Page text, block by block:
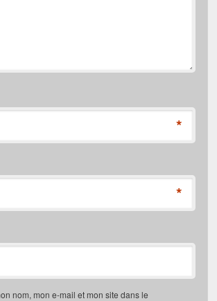
*
*
nom, mon e-mail et mon site dans le